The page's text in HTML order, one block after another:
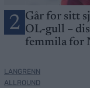
2 Går for sitt
OL-gull –
femmila for
LANGRENN
ALLROUND